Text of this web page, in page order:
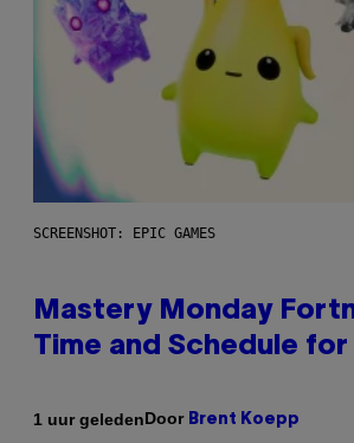
SCREENSHOT: EPIC GAMES
Mastery Monday
Time and Schedule
1 uur geledenDoor Brent Koepp